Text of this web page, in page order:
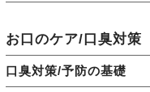
お口のケア/口臭対策
口臭対策/予防の基礎